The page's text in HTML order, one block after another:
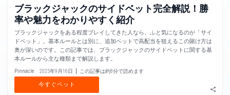
ブラックジャックのサイドベット完全解説！勝
率や魅力をわかりやすく紹介
ブラックジャックをある程度プレイしてきた人なら、ふと気になるのが「サイ
ドベット」。基本ルールとは別に、追加ベットで高配当を狙えるこの賭け方は
奥が深いのです。この記事では、ブラックジャックのサイドベットに関する基
本ルールから主な種類まで解説します。
Pinnacle 2025年9月16日 この記事は約8分で読めます
今すぐベット